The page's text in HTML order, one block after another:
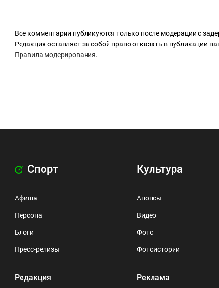
Все комментарии публикуются только после модерации с
Редакция оставляет за собой право отказать в публикации
Правила модерирования.
Спорт
Афиша
Персона
Блоги
Пресс-релизы
Редакция
Культура
Анонсы
Видео
Фото
Фотоистории
Реклама